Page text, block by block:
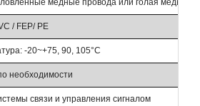
/ FEP/ PE
-20~+75, 90, 105°C
необходимости
связи и управления сигналом